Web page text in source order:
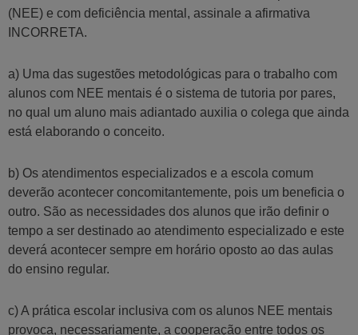
(NEE) e com deficiência mental, assinale a afirmativa
INCORRETA.
a) Uma das sugestões metodológicas para o trabalho com
alunos com NEE mentais é o sistema de tutoria por pares,
no qual um aluno mais adiantado auxilia o colega que ainda
está elaborando o conceito.
b) Os atendimentos especializados e a escola comum
deverão acontecer concomitantemente, pois um beneficia o
outro. São as necessidades dos alunos que irão definir o
tempo a ser destinado ao atendimento especializado e este
deverá acontecer sempre em horário oposto ao das aulas
do ensino regular.
c) A prática escolar inclusiva com os alunos NEE mentais
provoca, necessariamente, a cooperação entre todos os